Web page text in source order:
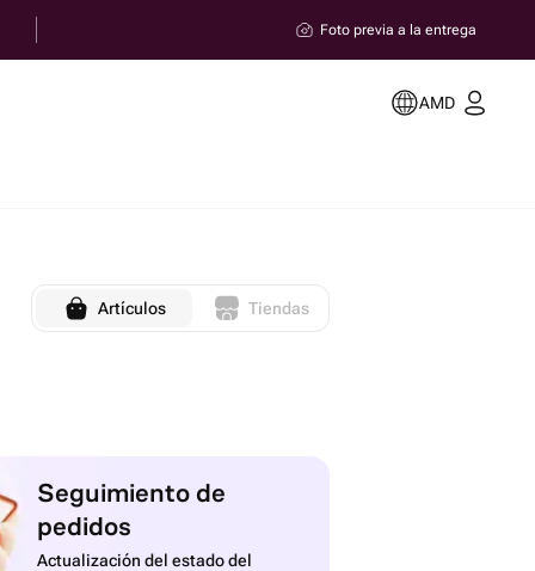
Foto previa a la entrega
AMD
Artículos Tiendas
Seguimiento de
pedidos
Actualización del estado del